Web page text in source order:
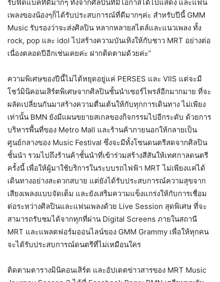
รับฟีดแบคที่ดีมากๆ ทั้งจากศิลปินที่มีโอกาสได้ไปแสดง และแฟน
เพลงของน้องๆก็ได้รับประสบการณ์ที่ดีมากๆค่ะ สำหรับปีนี้ GMM
Music รับรองว่าจะส่งศิลปิน หลากหลายสไตล์และแนวเพลง ทั้ง
rock, pop และ idol ไปสร้างความบันเทิงให้กับชาว MRT อย่างต่อ
เนื่องตลอดปีอีกเช่นเคยค่ะ ฝากติดตามด้วยค่ะ”
ความพิเศษของปีนี้ไม่ได้หยุดอยู่แค่ PERSES และ VIIS แต่จะมี
โชว์มินิคอนเสิร์ตพิเศษจากศิลปินชั้นนำเซอร์ไพรส์อีกมากมาย ที่จะ
ผลัดเปลี่ยนกันมาสร้างความตื่นเต้นให้กับทุกการเดินทาง ไม่เพียง
เท่านั้น BMN ยังมีแผนขยายสเกลของกิจกรรมไปอีกระดับ ด้วยการ
บริหารพื้นที่ของ Metro Mall และร้านค้าภายนอกให้กลายเป็น
ศูนย์กลางของ Music Festival ซึ่งจะมีทั้งโซนดนตรีสดจากศิลปิน
ชั้นนำ รวมไปถึงร้านค้าชั้นนำที่เข้าร่วมสร้างสีสันให้เทศกาลดนตรี
ครั้งนี้ เพื่อให้ผู้มาใช้บริการในระบบรถไฟฟ้า MRT ไม่เพียงแค่ได้
เดินทางอย่างสะดวกสบาย แต่ยังได้รับประสบการณ์ความสุขจาก
เสียงเพลงแบบจัดเต็ม และยังเสริมความแข็งแกร่งให้กับการเชื่อม
ต่อระหว่างศิลปินและแฟนเพลงด้วย Live Session สุดพิเศษ ที่จะ
สามารถรับชมได้จากทุกที่ผ่าน Digital Screens ภายในสถานี
MRT และแพลตฟอร์มออนไลน์ของ GMM Grammy เพื่อให้ทุกคน
จะได้รับประสบการณ์ดนตรีที่ไม่เหมือนใคร
ติดตามตารางมินิคอนเสิร์ต และอัปเดตข่าวสารของ MRT Music